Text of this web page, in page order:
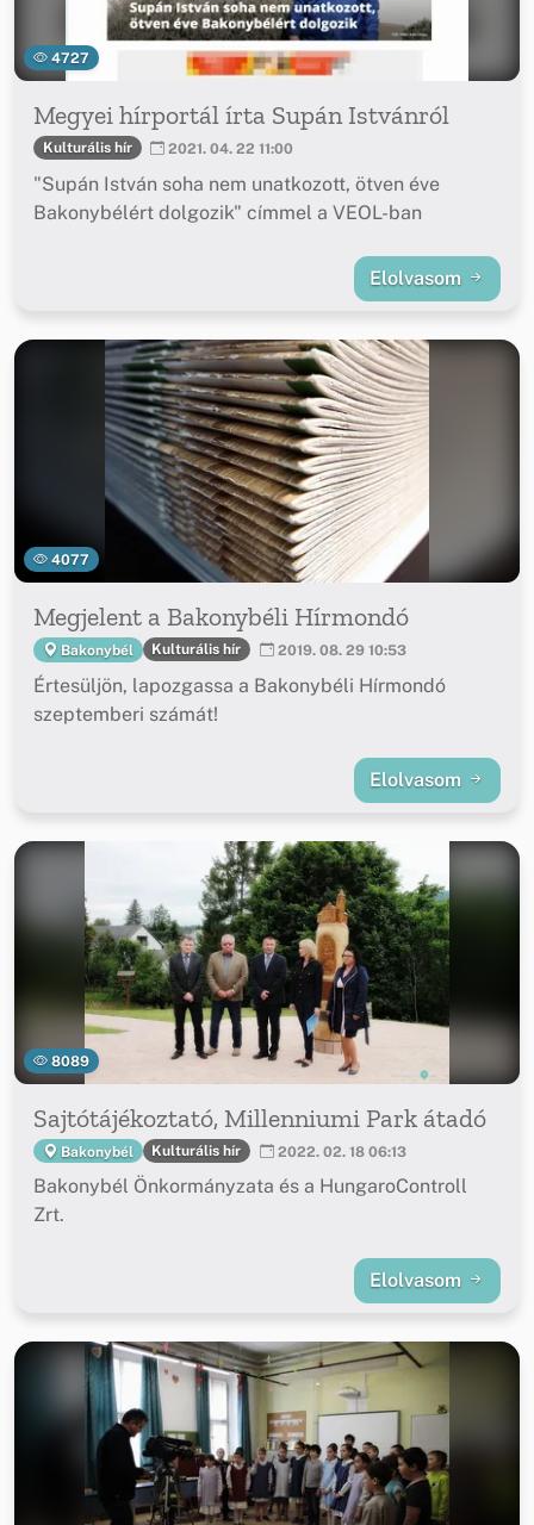
4727
Megyei hírportál írta Supán Istvánról
Kulturális hír 2021. 04. 22 11:00
"Supán István soha nem unatkozott, ötven éve
Bakonybélért dolgozik" címmel a VEOL-ban
Elolvasom
4077
Megjelent a Bakonybéli Hírmondó
Bakonybél Kulturális hír 2019. 08. 29 10:53
Értesüljön, lapozgassa a Bakonybéli Hírmondó
szeptemberi számát!
Elolvasom
8089
Sajtótájékoztató, Millenniumi Park átadó
Bakonybél Kulturális hír 2022. 02. 18 06:13
Bakonybél Önkormányzata és a HungaroControll
Zrt.
Elolvasom